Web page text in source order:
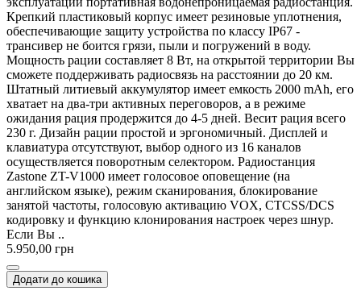
Крепкий пластиковый корпус имеет резиновые уплотнения,
обеспечивающие защиту устройства по классу IP67 -
трансивер не боится грязи, пыли и погружений в воду.
Мощность рации составляет 8 Вт, на открытой территории Вы
сможете поддерживать радиосвязь на расстоянии до 20 км.
Штатный литиевый аккумулятор имеет емкость 2000 mAh, его
хватает на два-три активных переговоров, а в режиме
ожидания рация продержится до 4-5 дней. Весит рация всего
230 г. Дизайн рации простой и эргономичный. Дисплей и
клавиатура отсутствуют, выбор одного из 16 каналов
осуществляется поворотным селектором. Радиостанция
Zastone ZT-V1000 имеет голосовое оповещение (на
английском языке), режим сканирования, блокирование
занятой частоты, голосовую активацию VOX, CTCSS/DCS
кодировку и функцию клонирования настроек через шнур.
Если Вы ..
5.950,00 грн
Додати до кошика